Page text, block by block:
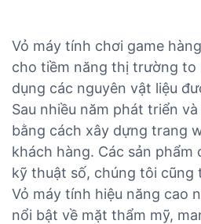
Vỏ máy tính chơi game
cho tiềm năng thị trường to
dụng các nguyên vật liệu
Sau nhiều năm phát triển
bằng cách xây dựng trang
khách hàng. Các sản
kỹ thuật số, chúng tôi cũng
Vỏ máy tính hiệu năng cao
nổi bật về mặt thẩm mỹ,